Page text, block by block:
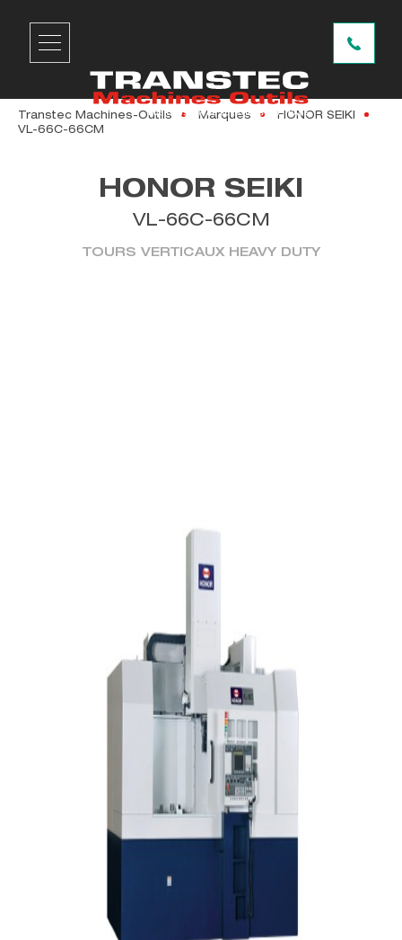
Transtec Machines-Outils Marques
HONOR SEIKI
VL-66C-66CM
HONOR SEIKI
VL-66C-66CM
TOURS VERTICAUX HEAVY DUTY